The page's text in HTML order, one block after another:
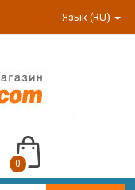
Язык (RU)
0